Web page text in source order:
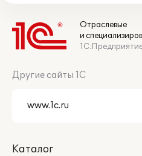
Отраслевые
и
Другие сайты 1С
Каталог